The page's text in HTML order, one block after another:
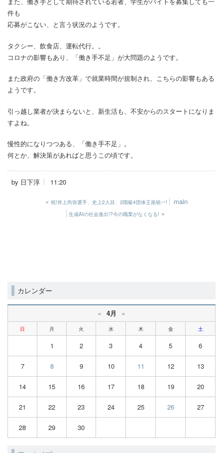
件も
応募がこない、と言う状況のようです。
タクシー、飲食店、運転代行。。
コロナの影響もあり、「働き手不足」が大問題のようです。
また政府の「働き方改革」で就業時間が規制され、こちらの影響もある
ようです。
引っ越し業者が決まらないと、新生活も、不安からのスタートになりま
すよね。
慢性的になりつつある、「働き手不足」。
何とか、解決策があればと思うこの頃です。
by 日下淳 11:20
« 祝!井上尚弥選手、史上2人目、2階級4団体王座統一! main
生成AIの社会進出!?今の職業がなくなる! »
カレンダー
« 4月 »
日 月 火 水 木 金 土
1 2 3 4 5 6
7 8 9 10 11 12 13
14 15 16 17 18 19 20
21 22 23 24 25 26 27
28 29 30